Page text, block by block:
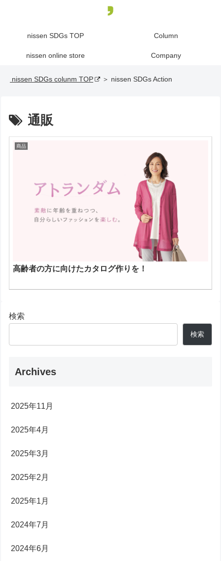
nissen SDGs TOP Column
nissen online store Company
nissen SDGs colunm TOP ＞ nissen SDGs Action
通販
商品
高齢者の方に向けたカタログ作りを！
検索
検索
Archives
2025年11月
2025年4月
2025年3月
2025年2月
2025年1月
2024年7月
2024年6月